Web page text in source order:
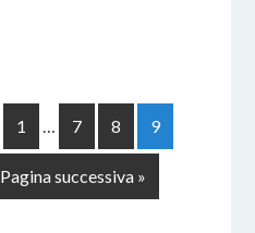
1 … 7 8 9
Pagina successiva »